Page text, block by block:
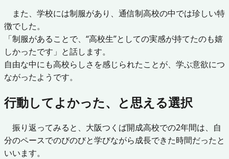
また、学校には制服があり、通信制高校の中では珍しい特
徴でした。
「制服があることで、“高校生”としての実感が持てたのも嬉
しかったです」と話します。
自由な中にも高校らしさを感じられたことが、学ぶ意欲につ
ながったようです。
行動してよかった、と思える選択
振り返ってみると、大阪つくば開成高校での2年間は、自
分のペースでのびのびと学びながら成長できた時間だったと
いいます。